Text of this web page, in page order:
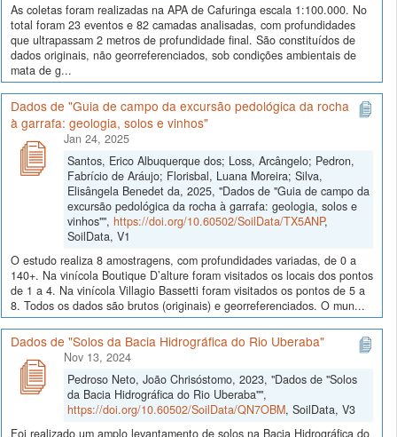
As coletas foram realizadas na APA de Cafuringa escala 1:100.000. No
total foram 23 eventos e 82 camadas analisadas, com profundidades
que ultrapassam 2 metros de profundidade final. São constituídos de
dados originais, não georreferenciados, sob condições ambientais de
mata de g...
Dados de "Guia de campo da excursão pedológica da rocha
à garrafa: geologia, solos e vinhos"
Jan 24, 2025
Santos, Erico Albuquerque dos; Loss, Arcângelo; Pedron,
Fabrício de Aráujo; Florisbal, Luana Moreira; Silva,
Elisângela Benedet da, 2025, "Dados de "Guia de campo da
excursão pedológica da rocha à garrafa: geologia, solos e
vinhos"", https://doi.org/10.60502/SoilData/TX5ANP,
SoilData, V1
O estudo realiza 8 amostragens, com profundidades variadas, de 0 a
140+. Na vinícola Boutique D’alture foram visitados os locais dos pontos
de 1 a 4. Na vinícola Villagio Bassetti foram visitados os pontos de 5 a
8. Todos os dados são brutos (originais) e georreferenciados. O mun...
Dados de "Solos da Bacia Hidrográfica do Rio Uberaba"
Nov 13, 2024
Pedroso Neto, João Chrisóstomo, 2023, "Dados de "Solos
da Bacia Hidrográfica do Rio Uberaba"",
https://doi.org/10.60502/SoilData/QN7OBM, SoilData, V3
Foi realizado um amplo levantamento de solos na Bacia Hidrográfica do